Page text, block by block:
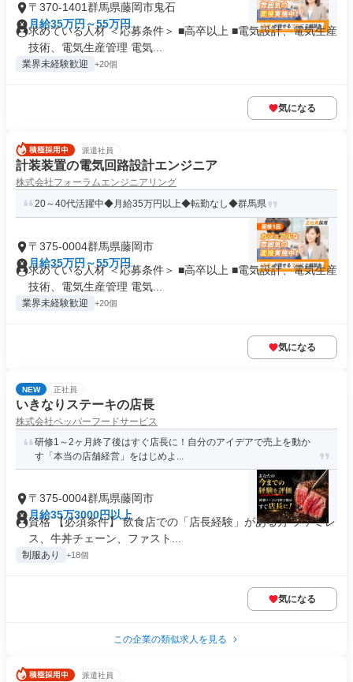
〒370-1401群馬県藤岡市鬼石
月給35万円～55万円
求めている人材 ＜応募条件＞ ■高卒以上 ■電気設計、電気生産
技術、電気生産管理 電気...
業界未経験歓迎 +20個
気になる
派遣社員
計装装置の電気回路設計エンジニア
株式会社フォーラムエンジニアリング
20～40代活躍中◆月給35万円以上◆転勤なし◆群馬県
〒375-0004群馬県藤岡市
月給35万円～55万円
求めている人材 ＜応募条件＞ ■高卒以上 ■電気設計、電気生産
技術、電気生産管理 電気...
業界未経験歓迎 +20個
気になる
NEW 正社員
いきなりステーキの店長
株式会社ペッパーフードサービス
研修1～2ヶ月終了後はすぐ店長に！自分のアイデアで売上を動か
す「本当の店舗経営」をはじめよ...
〒375-0004群馬県藤岡市
月給35万3000円以上
資格 【必須条件】 飲食店での「店長経験」がある方 ファミレ
ス、牛丼チェーン、ファスト...
制服あり +18個
気になる
この企業の類似求人を見る
派遣社員